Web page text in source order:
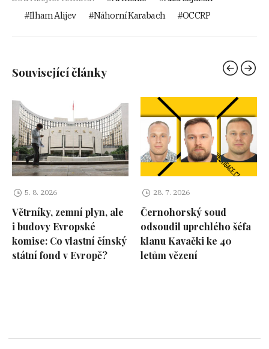
Ilham Alijev
Náhorní Karabach OCCRP
Související články
5. 8. 2026
Větrníky, zemní plyn, ale
i budovy Evropské
komise: Co vlastní čínský
státní fond v Evropě?
28. 7. 2026
Černohorský soud
odsoudil uprchlého šéfa
klanu Kavački ke 40
letům vězení